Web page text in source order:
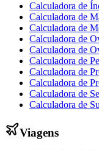
Calculadora de
Calculadora de
Calculadora de
Calculadora de
Calculadora de
Calculadora de
Calculadora de
Calculadora de
Calculadora de
Calculadora de
Viagens